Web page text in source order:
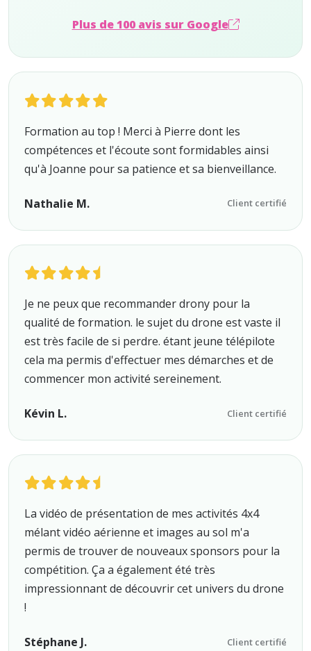
Plus de 100 avis sur Google
Formation au top ! Merci à Pierre dont les
compétences et l'écoute sont formidables ainsi
qu'à Joanne pour sa patience et sa bienveillance.
Nathalie M. Client certifié
Je ne peux que recommander drony pour la
qualité de formation. le sujet du drone est vaste il
est très facile de si perdre. étant jeune télépilote
cela ma permis d'effectuer mes démarches et de
commencer mon activité sereinement.
Kévin L. Client certifié
La vidéo de présentation de mes activités 4x4
mélant vidéo aérienne et images au sol m'a
permis de trouver de nouveaux sponsors pour la
compétition. Ça a également été très
impressionnant de découvrir cet univers du drone
!
Stéphane J. Client certifié